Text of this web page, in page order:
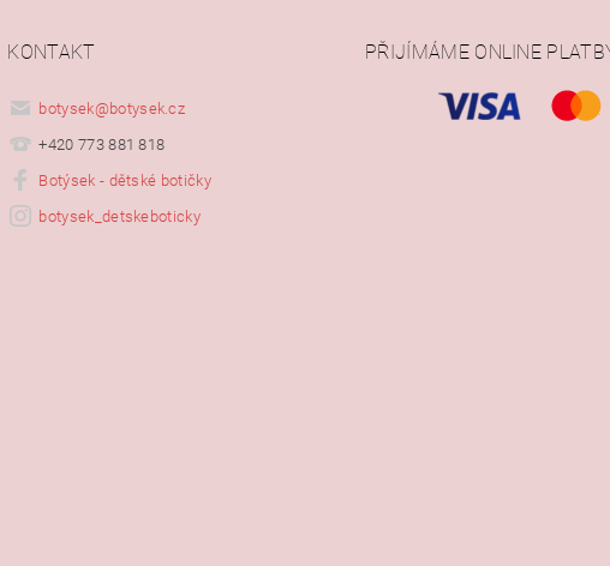
KONTAKT
botysek@botysek.cz
+420 773 881 818
Botýsek - dětské botičky
botysek_detskeboticky
PŘIJÍMÁME ONLINE